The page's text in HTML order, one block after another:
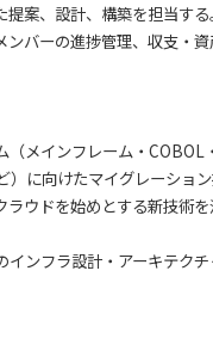
案、設計、構築を担当する
バーの進捗管理、収支・
（メインフレーム・COBOL
）に向けたマイグレーショ
ウドを始めとする新技術
ンフラ設計・アーキテク